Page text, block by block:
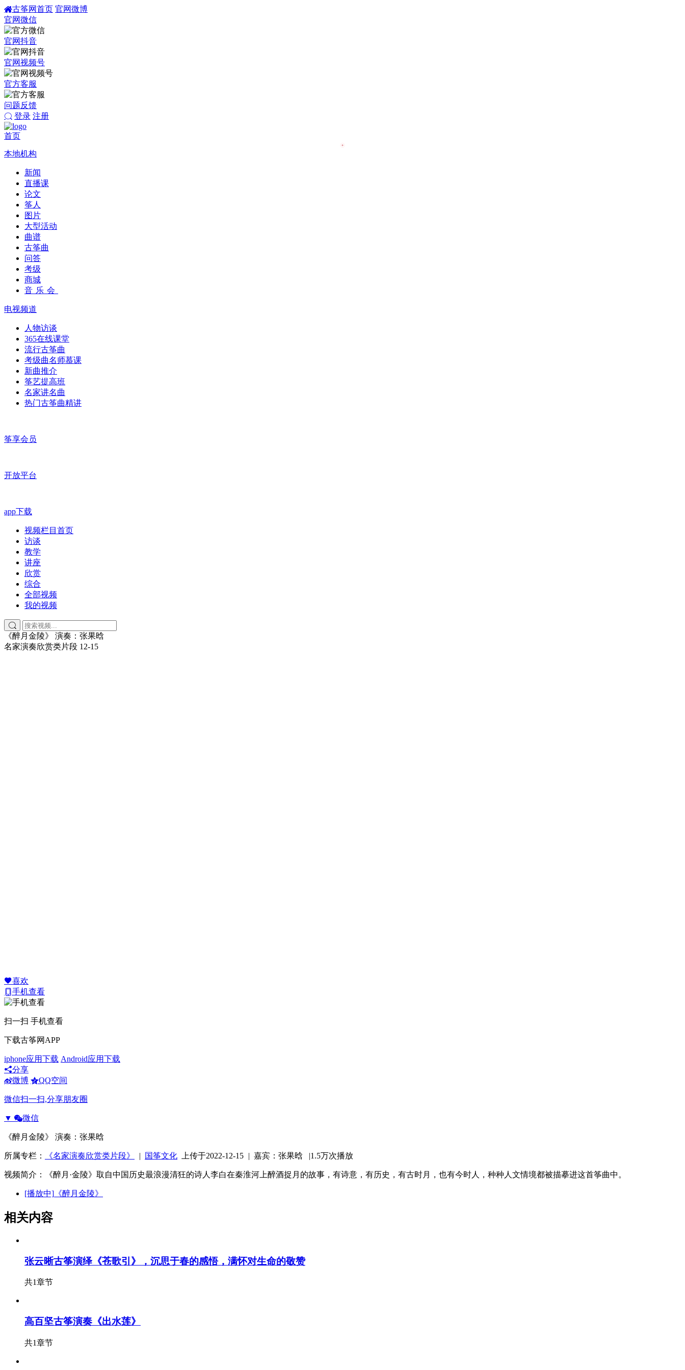
古筝网首页 官网微博
官网微信
官网抖音
官网视频号
官方客服
问题反馈
登录 注册
首页
本地机构
新闻
直播课
论文
筝人
图片
大型活动
曲谱
古筝曲
问答
考级
商城
音乐会
电视频道
人物访谈
365在线课堂
流行古筝曲
考级曲名师慕课
新曲推介
筝艺提高班
名家讲名曲
热门古筝曲精讲
筝享会员
开放平台
app下载
视频栏目首页
访谈
教学
讲座
欣赏
综合
全部视频
我的视频
《醉月金陵》 演奏：张果晗
名家演奏欣赏类片段 12-15
喜欢
手机查看
扫一扫 手机查看
下载古筝网APP
iphone应用下载 Android应用下载
分享
微博
QQ空间
微信扫一扫,分享朋友圈
▼ 微信
《醉月金陵》 演奏：张果晗
所属专栏： 《名家演奏欣赏类片段》 | 国筝文化 上传于2022-12-15 | 嘉宾：张果晗 |1.5万次播放
视频简介：《醉月·金陵》取自中国历史最浪漫清狂的诗人李白在秦淮河上醉酒捉月的故事，有诗意，有历史，有古时月，也有今时人，种种人文情境都被描摹进这首筝曲中。
[播放中] 《醉月金陵》
相关内容
张云晰古筝演绎《苍歌引》，沉思于春的感悟，满怀对生命的敬赞
共1章节
高百坚古筝演奏《出水莲》
共1章节